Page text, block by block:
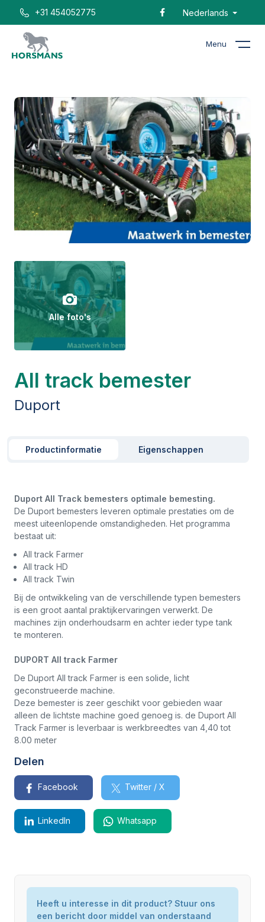
+31 454052775 Nederlands
Menu
Home Catalogus
Alle foto's
All track bemester
Duport
Productinformatie Eigenschappen
Duport All Track bemesters optimale bemesting.
De Duport bemesters leveren optimale prestaties om de
meest uiteenlopende omstandigheden. Het programma
bestaat uit:
All track Farmer
All track HD
All track Twin
Bij de ontwikkeling van de verschillende typen bemesters
is een groot aantal praktijkervaringen verwerkt. De
machines zijn onderhoudsarm en achter ieder type tank
te monteren.
DUPORT All track Farmer
De Duport All track Farmer is een solide, licht
geconstrueerde machine.
Deze bemester is zeer geschikt voor gebieden waar
alleen de lichtste machine goed genoeg is. de Duport All
Track Farmer is leverbaar is werkbreedtes van 4,40 tot
8.00 meter
Delen
Facebook Twitter / X
LinkedIn Whatsapp
Heeft u interesse in dit product? Stuur ons
een bericht door middel van onderstaand